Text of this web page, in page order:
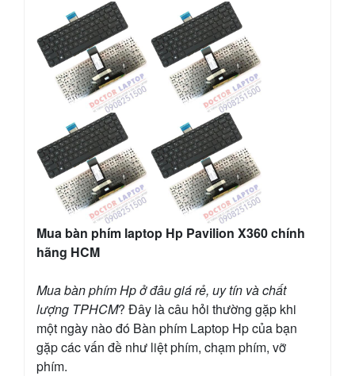
Mua bàn phím laptop Hp Pavilion X360 chính
hãng HCM
Mua bàn phím Hp ở đâu giá rẻ, uy tín và chất
lượng TPHCM? Đây là câu hỏi thường gặp khi
một ngày nào đó Bàn phím Laptop Hp của bạn
gặp các vấn đề như liệt phím, chạm phím, vỡ
phím.